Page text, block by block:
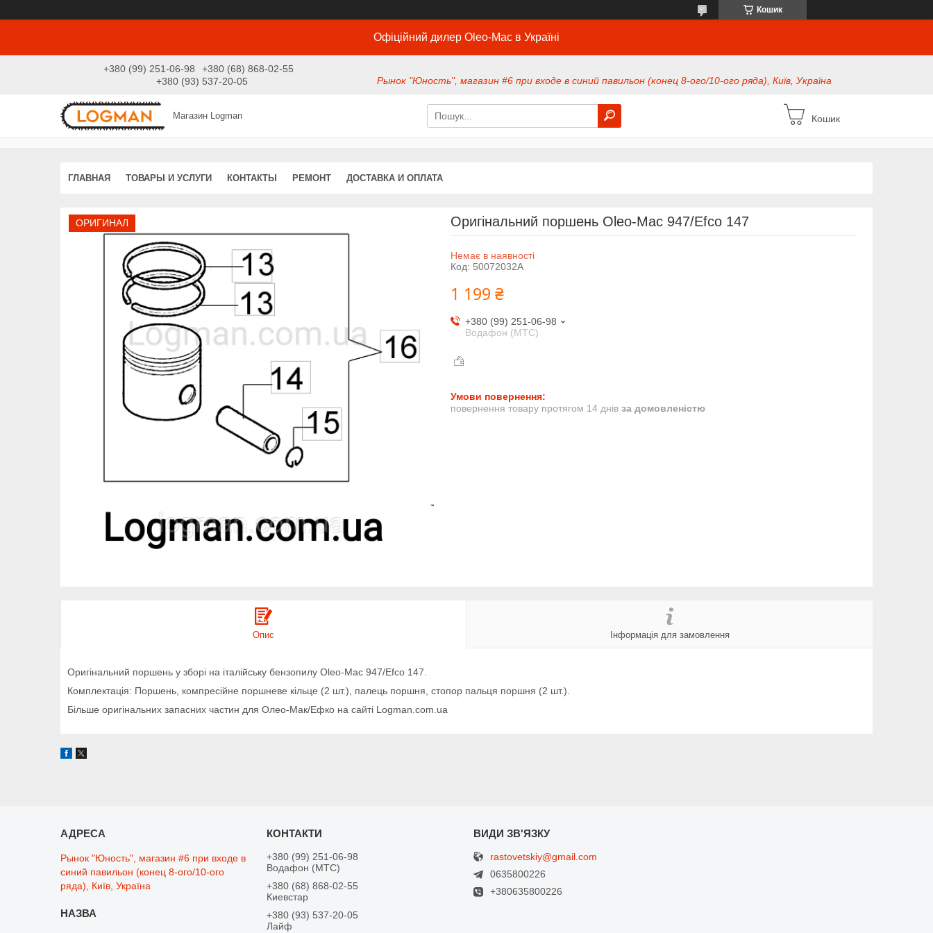
Кошик
Офіційний дилер Oleo-Mac в Україні
+380 (99) 251-06-98
+380 (68) 868-02-55
+380 (93) 537-20-05
Рынок "Юность", магазин #6 при входе в синий павильон (конец 8-ого/10-ого ряда), Київ, Україна
Магазин Logman Кошик
ГЛАВНАЯ ТОВАРЫ И УСЛУГИ КОНТАКТЫ РЕМОНТ ДОСТАВКА И ОПЛАТА
ОРИГИНАЛ Оригінальний поршень Oleo-Mac 947/Efco 147
Немає в наявності
Код: 50072032A
1 199 ₴
+380 (99) 251-06-98
Водафон (МТС)
повернення товару протягом 14 днів за домовленістю
Опис Інформація для замовлення
Оригінальний поршень у зборі на італійську бензопилу Oleo-Mac 947/Efco 147.
Комплектація: Поршень, компресійне поршневе кільце (2 шт.), палець поршня, стопор пальця поршня (2 шт.).
Більше оригінальних запасних частин для Олео-Мак/Ефко на сайті Logman.com.ua
Рынок "Юность", магазин #6 при входе в
синий павильон (конец 8-ого/10-ого
ряда), Київ, Україна
+380 (99) 251-06-98
Водафон (МТС)
+380 (68) 868-02-55
Киевстар
+380 (93) 537-20-05
Лайф
rastovetskiy@gmail.com
0635800226
+380635800226